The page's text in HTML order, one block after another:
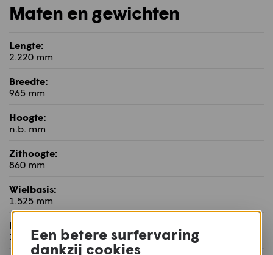
Maten en gewichten
Lengte:
2.220 mm
Breedte:
965 mm
Hoogte:
n.b. mm
Zithoogte:
860 mm
Wielbasis:
1.525 mm
Balhoofdshoek:
26,7° Een betere surfervaring
dankzij cookies